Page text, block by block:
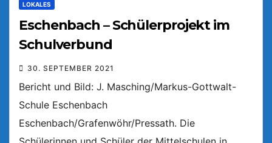
LOKALES
Eschenbach – Schülerprojekt im
Schulverbund
30. SEPTEMBER 2021
Bericht und Bild: J. Masching/Markus-Gottwalt-
Schule Eschenbach
Eschenbach/Grafenwöhr/Pressath. Die